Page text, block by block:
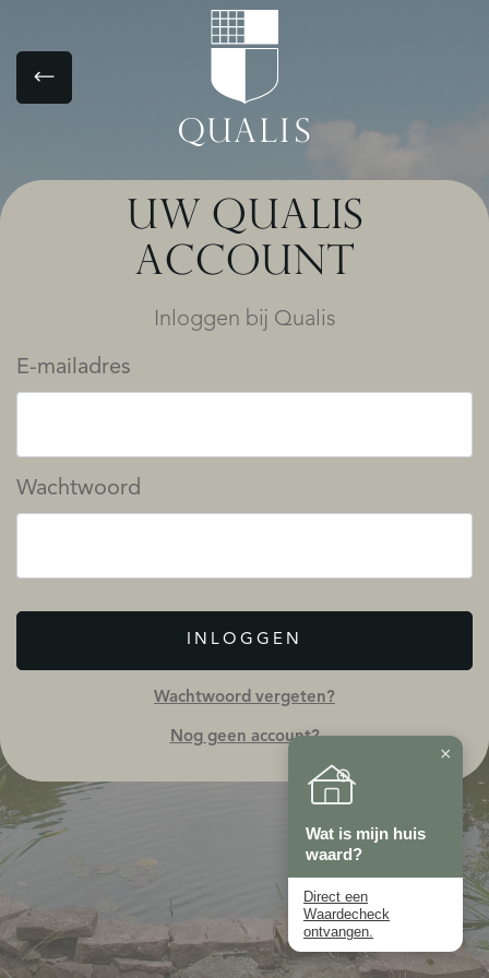
UW QUALIS
ACCOUNT
Inloggen bij Qualis
E-mailadres
Wachtwoord
INLOGGEN
Wachtwoord vergeten?
Nog geen account?
×
Wat is mijn huis
waard?
Direct een
Waardecheck
ontvangen.